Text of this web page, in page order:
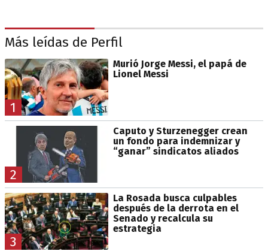
Más leídas de Perfil
1
Murió Jorge Messi, el papá de
Lionel Messi
2
Caputo y Sturzenegger crean
un fondo para indemnizar y
“ganar” sindicatos aliados
3
La Rosada busca culpables
después de la derrota en el
Senado y recalcula su
estrategia